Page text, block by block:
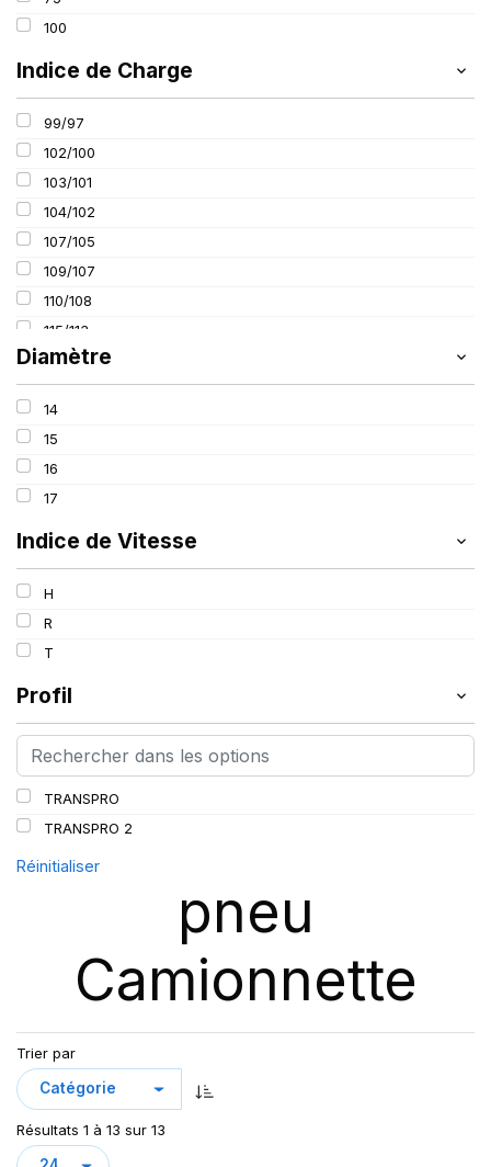
100
Indice de Charge
99/97
102/100
103/101
104/102
107/105
109/107
110/108
115/113
116/114
Diamètre
14
15
16
17
Indice de Vitesse
H
R
T
Profil
TRANSPRO
TRANSPRO 2
Réinitialiser
pneu
Camionnette
Trier par
Résultats 1 à 13 sur 13